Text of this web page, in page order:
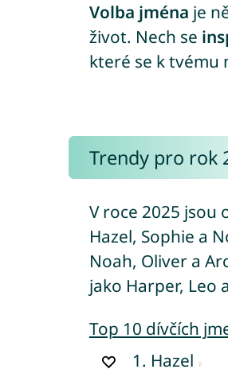
Volba jména je
život. Nech se
které se k tvému
Trendy pro rok
V roce 2025 jsou
Hazel, Sophie a
Noah, Oliver a
jako Harper, Leo
Top 10 dívčích
1. Hazel